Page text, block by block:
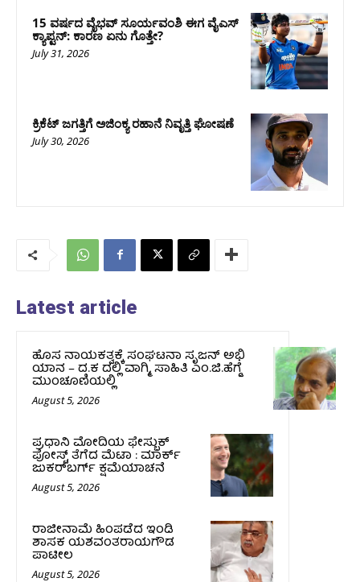
15 ವರ್ಷದ ವೈಭವ್ ಸೂರ್ಯವಂಶಿ ಈಗ ವೈಎಸ್
ಕ್ಯಾಪ್ಟನ್: ಕಾರಣ ಏನು ಗೊತ್ತೇ?
July 31, 2026
ಕ್ರಿಕೆಟ್‌ ಜಗತ್ತಿಗೆ ಅಜಿಂಕ್ಯ ರಹಾನೆ ನಿವೃತ್ತಿ ಘೋಷಣೆ
July 30, 2026
Latest article
ಹೊಸ ನಾಯಕತ್ವಕ್ಕೆ ಸಂಘಟನಾ ಸೃಜನ್ ಅಭಿ
ಯಾನ – ದ.ಕ ದಲ್ಲಿ ವಾಗ್ಮಿ, ಸಾಹಿತಿ ಎಂ.ಜಿ.ಹೆಗ್ಡೆ
ಮುಂಚೂಣಿಯಲ್ಲಿ
August 5, 2026
ಪ್ರಧಾನಿ ಮೋದಿಯ ಫೇಸ್ಬುಕ್‌
ಪೋಸ್ಟ್‌ ತೆಗೆದ ಮೆಟಾ : ಮಾರ್ಕ್
ಜುಕರ್‌ಬರ್ಗ್ ಕ್ಷಮೆಯಾಚನೆ
August 5, 2026
ರಾಜೀನಾಮೆ ಹಿಂಪಡೆದ ಇಂಡಿ
ಶಾಸಕ ಯಶವಂತರಾಯಗೌಡ
ಪಾಟೀಲ
August 5, 2026